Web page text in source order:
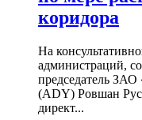
коридора
На
администраций,
председатель
(ADY) Ровшан
директ...